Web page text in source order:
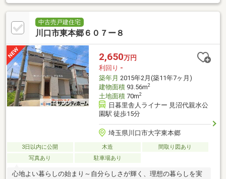
中古売戸建住宅
川口市東本郷６０７ー８
2,650万円
利回り -
築年月 2015年2月(築11年7ヶ月)
建物面積93.56m2
土地面積70m2
日暮里舎人ライナー 見沼代親水公
園駅 徒歩15分
埼玉県川口市大字東本郷
3日以内に公開 木造
間取り図あり
写真あり
駐車場あり
心地よい暮らしの始まり～自分らしさが輝く、理想の暮らしを実